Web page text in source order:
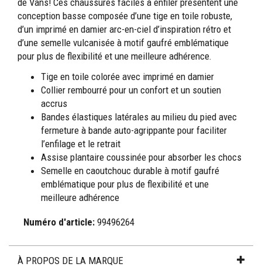
conception basse composée d’une tige en toile robuste,
d’un imprimé en damier arc-en-ciel d’inspiration rétro et
d’une semelle vulcanisée à motif gaufré emblématique
pour plus de flexibilité et une meilleure adhérence.
Tige en toile colorée avec imprimé en damier
Collier rembourré pour un confort et un soutien
accrus
Bandes élastiques latérales au milieu du pied avec
fermeture à bande auto-agrippante pour faciliter
l’enfilage et le retrait
Assise plantaire coussinée pour absorber les chocs
Semelle en caoutchouc durable à motif gaufré
emblématique pour plus de flexibilité et une
meilleure adhérence
Numéro d'article:99496264
À PROPOS DE LA MARQUE